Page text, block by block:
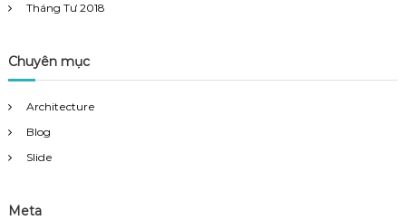
Tháng Tư 2018
Chuyên mục
Architecture
Blog
Slide
Meta